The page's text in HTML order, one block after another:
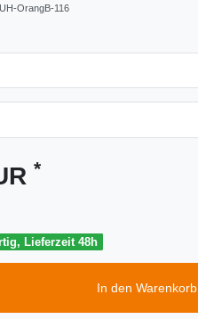
OrangB-116
*
Lieferzeit 48h
In den Warenkorb